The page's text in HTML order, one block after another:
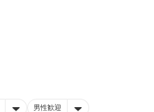
男性歓迎